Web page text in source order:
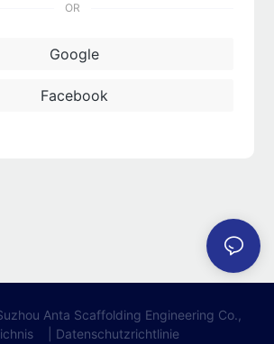
OR
Google
Facebook
Anta Scaffolding Engineering Co.,
Datenschutzrichtlinie